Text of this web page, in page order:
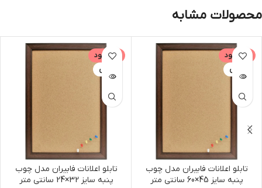
محصولات مشابه
ناموجود
فابیران
تابلو اعلانات فابیران مدل چوب
پنبه سایز 45×60 سانتی متر
ناموجود
فابیران
تابلو اعلانات فابیران مدل چوب
پنبه سایز 32×24 سانتی متر